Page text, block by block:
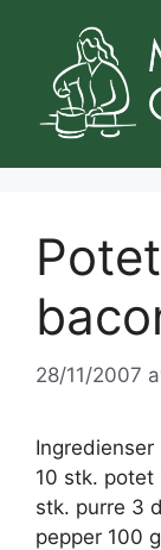
innhold
28/11/2007
Ingredienser
10 stk.
stk. purre 3
pepper 100